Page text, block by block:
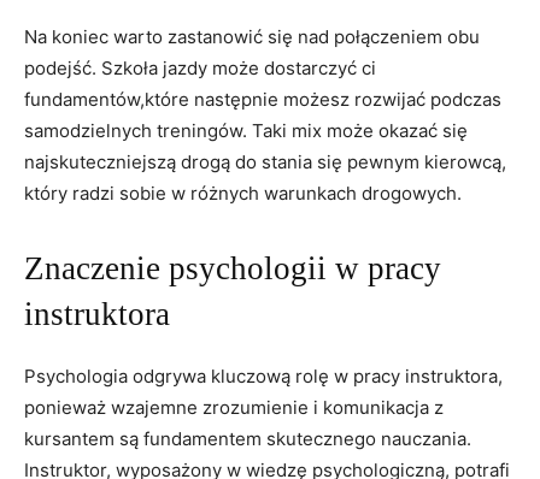
Na koniec warto⁣ zastanowić się​ nad połączeniem obu
podejść.​ Szkoła ‌jazdy może dostarczyć ci
fundamentów,które następnie ⁢możesz rozwijać⁣ podczas⁢
samodzielnych treningów. Taki mix​ może okazać się
najskuteczniejszą drogą‌ do stania ‍się pewnym ⁤kierowcą,⁤
który‍ radzi sobie w⁣ różnych warunkach⁣ drogowych.
Znaczenie⁢ psychologii‌ w pracy
instruktora
Psychologia⁢ odgrywa kluczową rolę w ‍pracy‌ instruktora,
ponieważ ⁢wzajemne zrozumienie i ⁢komunikacja ⁢z
kursantem są fundamentem skutecznego nauczania.‌
Instruktor,⁣ wyposażony w⁤ wiedzę ‌psychologiczną, potrafi